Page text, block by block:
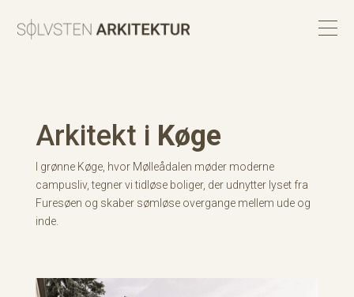
Arkitekt i Køge
I grønne Køge, hvor Mølleådalen møder moderne
campusliv, tegner vi tidløse boliger, der udnytter lyset fra
Furesøen og skaber sømløse overgange mellem ude og
inde.